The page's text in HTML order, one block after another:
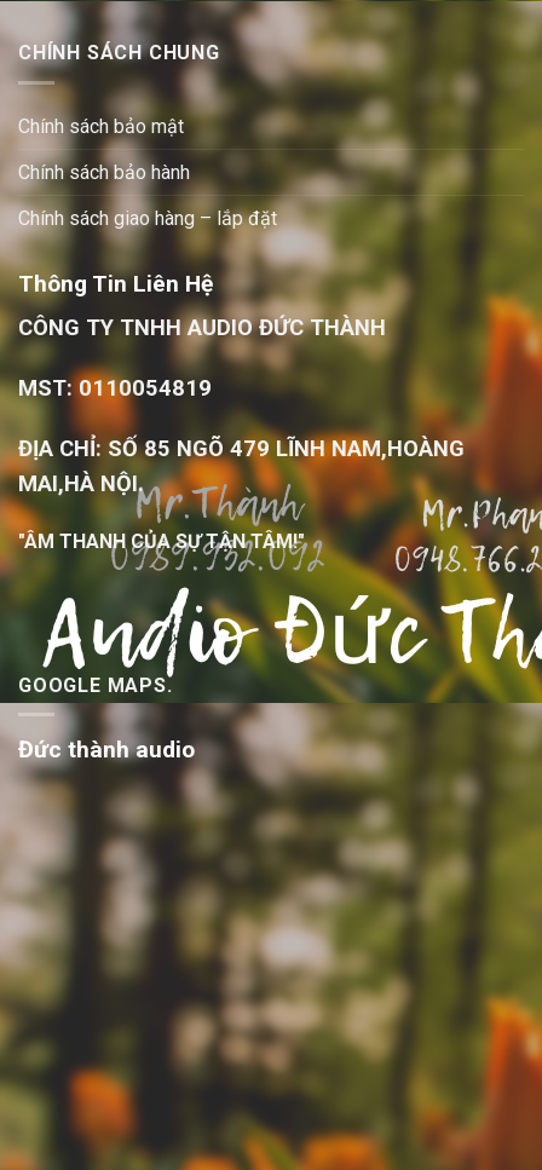
CHÍNH SÁCH CHUNG
Chính sách bảo mật
Chính sách bảo hành
Chính sách giao hàng – lắp đặt
Thông Tin Liên Hệ
CÔNG TY TNHH AUDIO ĐỨC THÀNH
MST: 0110054819
ĐỊA CHỈ: SỐ 85 NGÕ 479 LĨNH NAM,HOÀNG
MAI,HÀ NỘI.
"ÂM THANH CỦA SỰ TẬN TÂM!"
GOOGLE MAPS.
Đức thành audio